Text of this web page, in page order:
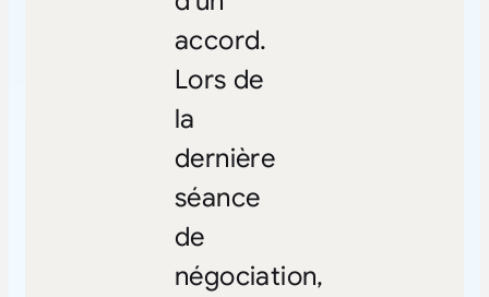
accord.
Lors de
la
dernière
séance
de
négociation,